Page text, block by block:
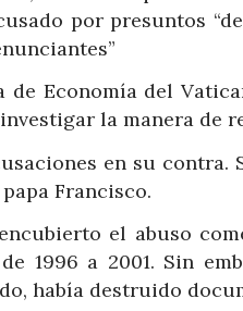
por presuntos
Economía del
la manera de
en su contra.
Francisco.
el abuso
1996 a 2001. Sin
había destruido